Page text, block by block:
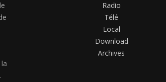
Radio
Télé
Local
Download
Archives